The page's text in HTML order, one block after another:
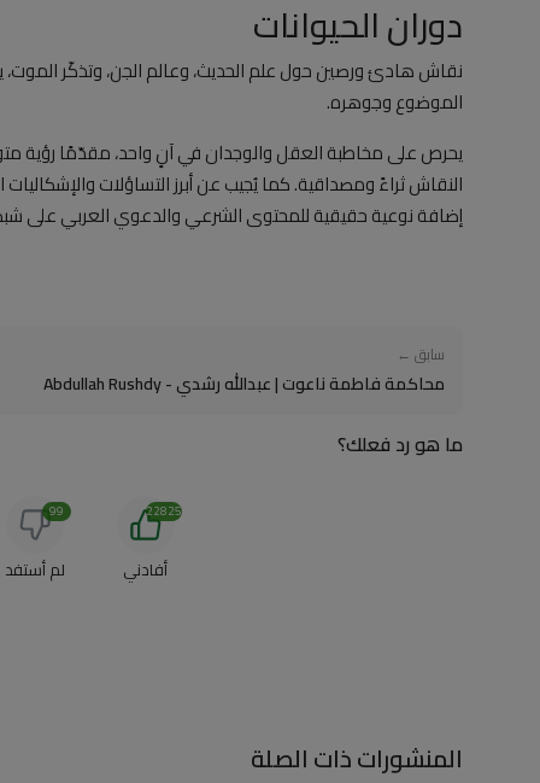
دوران الحيوانات
نقاش هادئ ورصين حول علم الحديث، وعالم الجن، وتذكّر
الموضوع وجوهره.
يحرص على مخاطبة العقل والوجدان في آنٍ واحد، مقدّمًا رؤية
النقاش ثراءً ومصداقية. كما يُجيب عن أبرز التساؤلات
إضافة نوعية حقيقية للمحتوى الشرعي والدعوي العربي على
سابق ←
محاكمة فاطمة ناعوت | عبدالله رشدي - Abdullah Rushdy
ما هو رد فعلك؟
أفادني
22825
لم أستفد
99
المنشورات ذات الصلة